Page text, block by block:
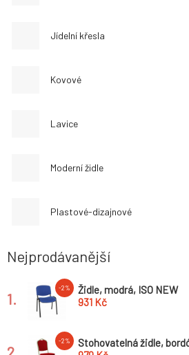
Jídelní křesla
Kovové
Lavice
Moderní židle
Plastové-dizajnové
Nejprodávanější
1.
-2%
Židle, modrá, ISO NEW
931 Kč
-2%
Stohovatelná židle,